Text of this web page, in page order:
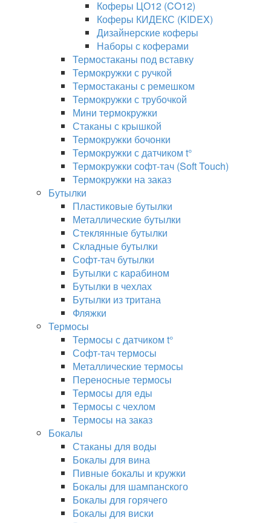
Коферы ЦО12 (CO12)
Коферы КИДЕКС (KIDEX)
Дизайнерские коферы
Наборы с коферами
Термостаканы под вставку
Термокружки с ручкой
Термостаканы с ремешком
Термокружки с трубочкой
Мини термокружки
Стаканы с крышкой
Термокружки бочонки
Термокружки с датчиком t°
Термокружки софт-тач (Soft Touch)
Термокружки на заказ
Бутылки
Пластиковые бутылки
Металлические бутылки
Стеклянные бутылки
Складные бутылки
Софт-тач бутылки
Бутылки с карабином
Бутылки в чехлах
Бутылки из тритана
Фляжки
Термосы
Термосы с датчиком t°
Софт-тач термосы
Металлические термосы
Переносные термосы
Термосы для еды
Термосы с чехлом
Термосы на заказ
Бокалы
Стаканы для воды
Бокалы для вина
Пивные бокалы и кружки
Бокалы для шампанского
Бокалы для горячего
Бокалы для виски